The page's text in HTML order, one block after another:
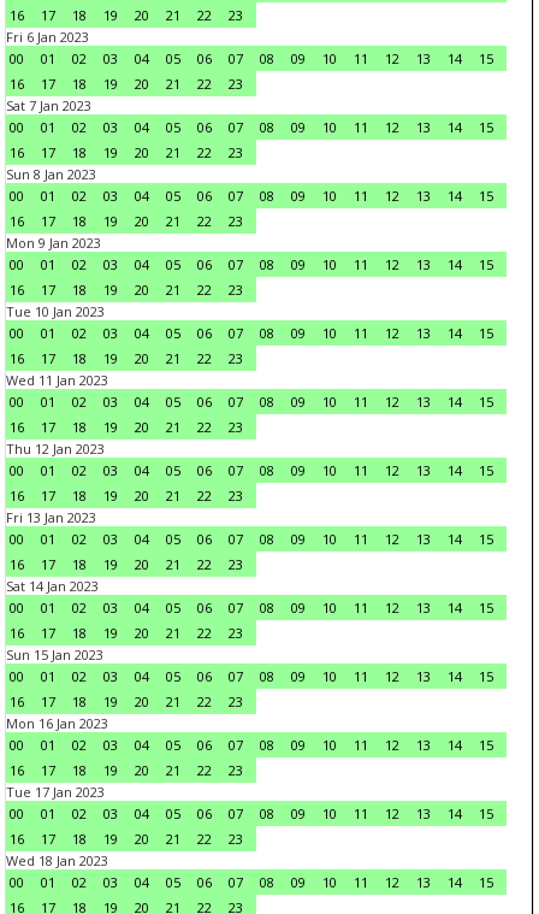
16
17 18 19 20 21 22
23
Fri 6 Jan 2023
00
01 02 03 04 05 06 07 08 09 10 11 12 13 14
15
16
17 18 19 20 21 22
23
Sat 7 Jan 2023
00
01 02 03 04 05 06 07 08 09 10 11 12 13 14
15
16
17 18 19 20 21 22
23
Sun 8 Jan 2023
00
01 02 03 04 05 06 07 08 09 10 11 12 13 14
15
16
17 18 19 20 21 22
23
Mon 9 Jan 2023
00
01 02 03 04 05 06 07 08 09 10 11 12 13 14
15
16
17 18 19 20 21 22
23
Tue 10 Jan 2023
00
01 02 03 04 05 06 07 08 09 10 11 12 13 14
15
16
17 18 19 20 21 22
23
Wed 11 Jan 2023
00
01 02 03 04 05 06 07 08 09 10 11 12 13 14
15
16
17 18 19 20 21 22
23
Thu 12 Jan 2023
00
01 02 03 04 05 06 07 08 09 10 11 12 13 14
15
16
17 18 19 20 21 22
23
Fri 13 Jan 2023
00
01 02 03 04 05 06 07 08 09 10 11 12 13 14
15
16
17 18 19 20 21 22
23
Sat 14 Jan 2023
00
01 02 03 04 05 06 07 08 09 10 11 12 13 14
15
16
17 18 19 20 21 22
23
Sun 15 Jan 2023
00
01 02 03 04 05 06 07 08 09 10 11 12 13 14
15
16
17 18 19 20 21 22
23
Mon 16 Jan 2023
00
01 02 03 04 05 06 07 08 09 10 11 12 13 14
15
16
17 18 19 20 21 22
23
Tue 17 Jan 2023
00
01 02 03 04 05 06 07 08 09 10 11 12 13 14
15
16
17 18 19 20 21 22
23
Wed 18 Jan 2023
00
01 02 03 04 05 06 07 08 09 10 11 12 13 14
15
16
17 18 19 20 21 22 23